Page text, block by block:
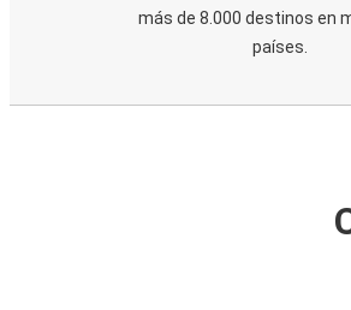
más de 8.000 destinos en
países.